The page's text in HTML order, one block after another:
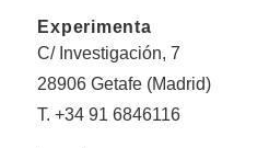
Experimenta
C/ Investigación, 7
28906 Getafe (Madrid)
T. +34 91 6846116